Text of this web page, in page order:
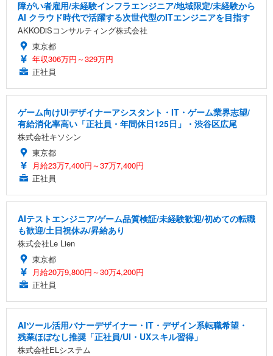
障がい者雇用/未経験インフラエンジニア/地域限定/未経験から
AI クラウド時代で活躍する次世代型のITエンジニアを目指す
AKKODiSコンサルティング株式会社
東京都
年収306万円～329万円
正社員
ゲーム向けUIデザイナーアシスタント・IT・ゲーム業界志望/
有給消化率高い「正社員・年間休日125日」・渋谷区広尾
株式会社キソシン
東京都
月給23万7,400円～37万7,400円
正社員
AIテストエンジニア/ゲーム品質検証/未経験歓迎/初めての転職
も歓迎/土日祝休み/昇給あり
株式会社Le Lien
東京都
月給20万9,800円～30万4,200円
正社員
AIツール活用バナーデザイナー・IT・デザイン系転職希望・
残業ほぼなし推奨「正社員/UI・UXスキル習得」
株式会社ELシステム